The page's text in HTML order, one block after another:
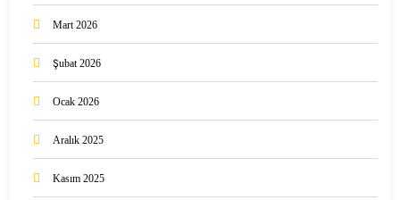
Mart 2026
Şubat 2026
Ocak 2026
Aralık 2025
Kasım 2025